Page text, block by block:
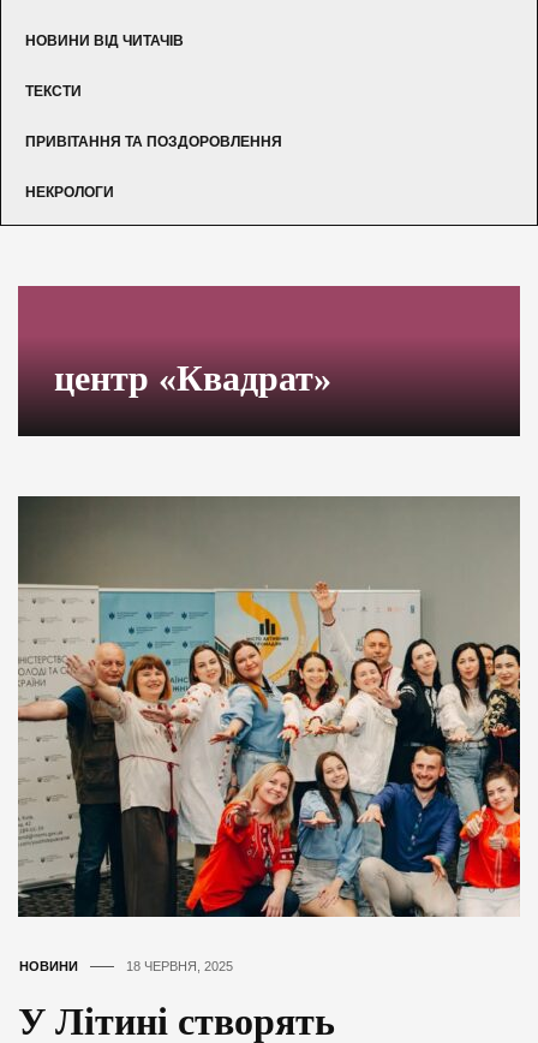
НОВИНИ ВІД ЧИТАЧІВ
ТЕКСТИ
ПРИВІТАННЯ ТА ПОЗДОРОВЛЕННЯ
НЕКРОЛОГИ
центр «Квадрат»
НОВИНИ 18 ЧЕРВНЯ, 2025
У Літині створять